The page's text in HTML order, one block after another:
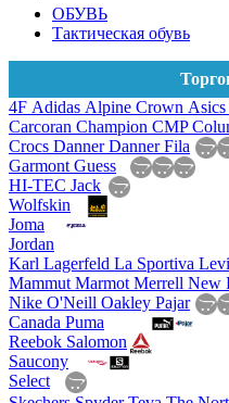
ОБУВЬ
Тактическая обувь
4F Adidas Alpine Crown Asics
Carcoran Champion CMP
Crocs DannerDannerFila
Garmont Guess
HI-TEC Jack
Wolfskin
Joma
Jordan
Karl Lagerfeld La Sportiva
Mammut Marmot Merrell New
Nike O'Neill Oakley Pajar
Canada Puma
Reebok Salomon
Saucony
Select